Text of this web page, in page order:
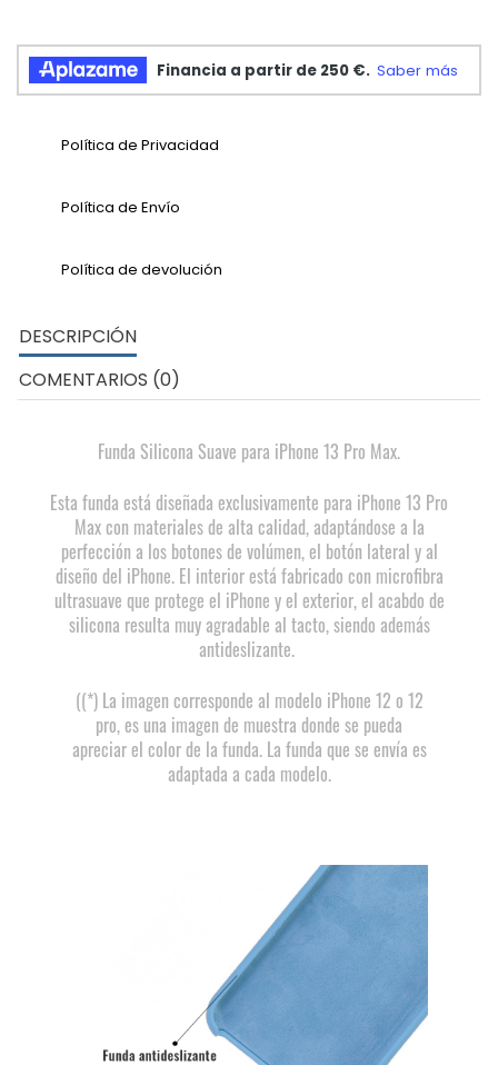
Política de Privacidad
Política de Envío
Política de devolución
DESCRIPCIÓN
COMENTARIOS (0)
Funda Silicona Suave para iPhone 13 Pro Max.
Esta funda está diseñada exclusivamente para iPhone 13 Pro
Max con materiales de alta calidad, adaptándose a la
perfección a los botones de volúmen, el botón lateral y al
diseño del iPhone. El interior está fabricado con microfibra
ultrasuave que protege el iPhone y el exterior, el acabdo de
silicona resulta muy agradable al tacto, siendo además
antideslizante.
((*) La imagen corresponde al modelo iPhone 12 o 12
pro, es una imagen de muestra donde se pueda
apreciar el color de la funda. La funda que se envía es
adaptada a cada modelo.